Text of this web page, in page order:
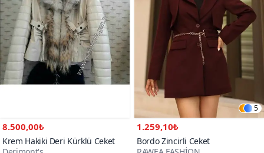
8.500,00₺
Krem Hakiki Deri Kürklü Ceket
5
1.259,10₺
Bordo Zincirli Ceket